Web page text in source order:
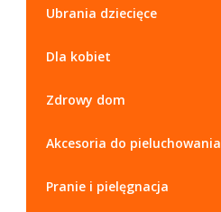
Ubrania dziecięce
Dla kobiet
Zdrowy dom
Akcesoria do pieluchowania
Pranie i pielęgnacja